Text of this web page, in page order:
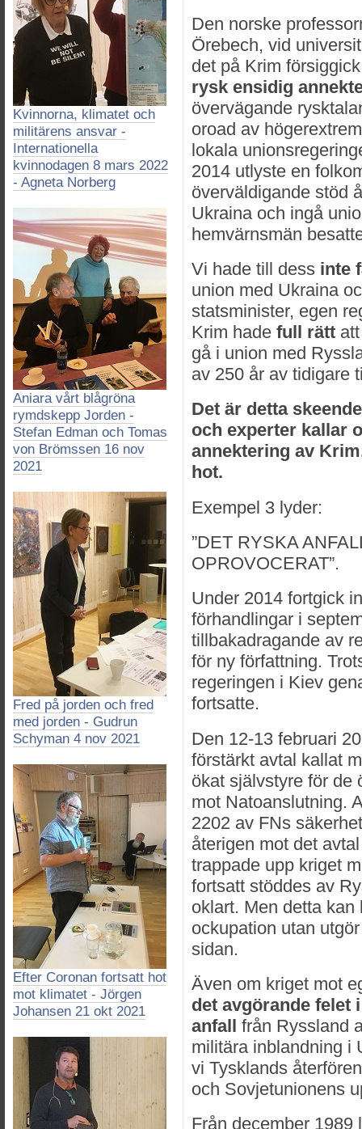
Kvinnorna, klimatet och
militärens ansvar -
Internationella
kvinnodagen 8 mars 2022
- Agneta Norberg
Aniara vårt blågröna
rymdskepp Jorden -
Stefan Edman och Tomas
von Brömssen 16 nov
2021
Fred på jorden och fred
med jorden - Gudrun
Schyman 4 nov 2021
Efter Coronan fortsatt hot
mot klimatet - Jörgen
Johansen 21 okt 2021
Den norske
Örebech, vid
det på Krim
rysk ensidig
övervägande
oroad av
lokala
2014 utlyste en
överväldigande stöd
Ukraina och ingå
hemvärnsmän
Vi hade till dess inte
union med Ukraina
statsminister, egen
Krim hade full rätt
gå i union med
av 250 år av tidigare
Det är detta
och experter kallar
annektering av
hot.
Exempel 3 lyder:
”DET RYSKA
OPROVOCERAT”.
Under 2014 fortgick
förhandlingar i
tillbakadragande av
för ny författning.
regeringen i Kiev
fortsatte.
Den 12-13 februari
förstärkt avtal kallat
ökat självstyre för de
mot Natoanslutning.
2202 av FNs
återigen mot det
trappade upp kriget
fortsatt stöddes av
oklart. Men detta
ockupation utan
sidan.
Även om kriget mot
det avgörande felet i
anfall från Ryssland
militära inblandning i
vi Tysklands
och Sovjetunionens
Från december 1989